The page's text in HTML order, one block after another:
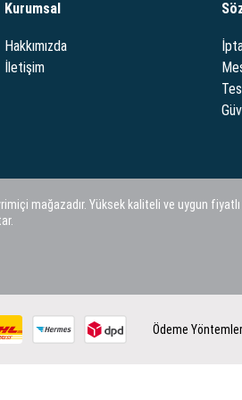
Kurumsal
Hakkımızda
İletişim
mağazadır. Yüksek kaliteli ve uygun
Ödeme